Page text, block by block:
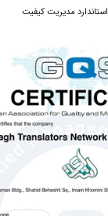
استاندارد مدیریت کیفیت